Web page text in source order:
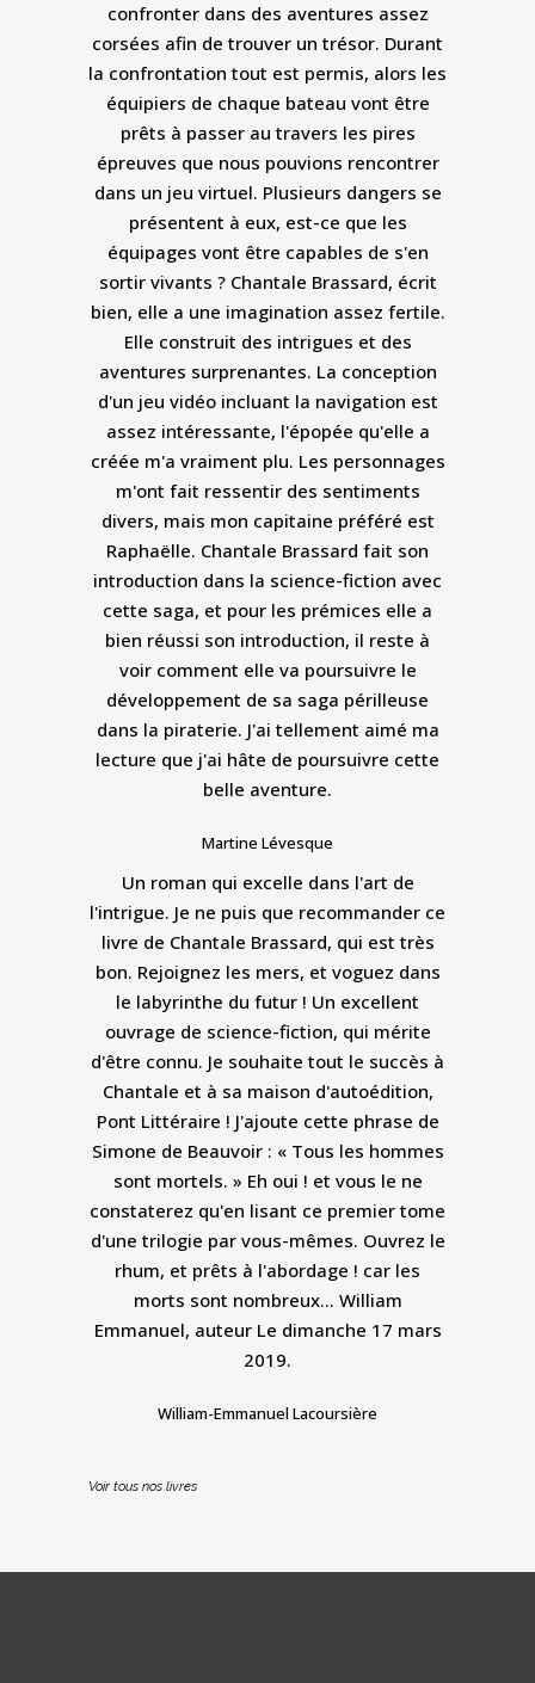
confronter dans des aventures assez
corsées afin de trouver un trésor. Durant
la confrontation tout est permis, alors les
équipiers de chaque bateau vont être
prêts à passer au travers les pires
épreuves que nous pouvions rencontrer
dans un jeu virtuel. Plusieurs dangers se
présentent à eux, est-ce que les
équipages vont être capables de s'en
sortir vivants ? Chantale Brassard, écrit
bien, elle a une imagination assez fertile.
Elle construit des intrigues et des
aventures surprenantes. La conception
d'un jeu vidéo incluant la navigation est
assez intéressante, l'épopée qu'elle a
créée m'a vraiment plu. Les personnages
m'ont fait ressentir des sentiments
divers, mais mon capitaine préféré est
Raphaëlle. Chantale Brassard fait son
introduction dans la science-fiction avec
cette saga, et pour les prémices elle a
bien réussi son introduction, il reste à
voir comment elle va poursuivre le
développement de sa saga périlleuse
dans la piraterie. J'ai tellement aimé ma
lecture que j'ai hâte de poursuivre cette
belle aventure.
Martine Lévesque
Un roman qui excelle dans l'art de
l'intrigue. Je ne puis que recommander ce
livre de Chantale Brassard, qui est très
bon. Rejoignez les mers, et voguez dans
le labyrinthe du futur ! Un excellent
ouvrage de science-fiction, qui mérite
d'être connu. Je souhaite tout le succès à
Chantale et à sa maison d'autoédition,
Pont Littéraire ! J'ajoute cette phrase de
Simone de Beauvoir : « Tous les hommes
sont mortels. » Eh oui ! et vous le ne
constaterez qu'en lisant ce premier tome
d'une trilogie par vous-mêmes. Ouvrez le
rhum, et prêts à l'abordage ! car les
morts sont nombreux... William
Emmanuel, auteur Le dimanche 17 mars
2019.
William-Emmanuel Lacoursière
Voir tous nos livres